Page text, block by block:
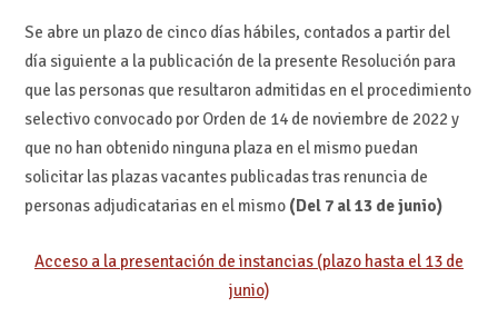
Se abre un plazo de cinco días hábiles, contados a partir del
día siguiente a la publicación de la presente Resolución para
que las personas que resultaron admitidas en el procedimiento
selectivo convocado por Orden de 14 de noviembre de 2022 y
que no han obtenido ninguna plaza en el mismo puedan
solicitar las plazas vacantes publicadas tras renuncia de
personas adjudicatarias en el mismo (Del 7 al 13 de junio)
Acceso a la presentación de instancias (plazo hasta el 13 de
junio)